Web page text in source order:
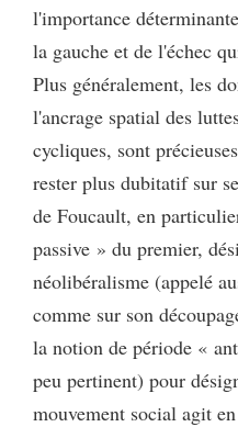
l'importance
la gauche et de l'échec
Plus généralement, les
l'ancrage spatial des
cycliques, sont
rester plus dubitatif sur
de Foucault, en
passive » du premier,
néolibéralisme (appelé
comme sur son
la notion de période «
peu pertinent) pour
mouvement social agit